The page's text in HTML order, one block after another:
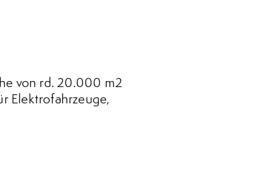
von rd. 20.000 m2
Elektrofahrzeuge,